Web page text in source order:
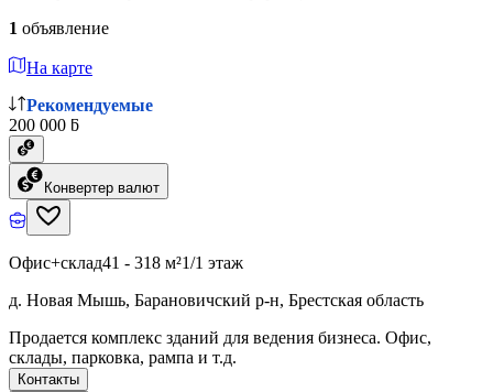
1 объявление
На карте
Рекомендуемые
200 000 ƃ
Конвертер валют
Офис+склад41 - 318 м²1/1 этаж
д. Новая Мышь, Барановичский р-н, Брестская область
Продается комплекс зданий для ведения бизнеса. Офис,
склады, парковка, рампа и т.д.
Контакты